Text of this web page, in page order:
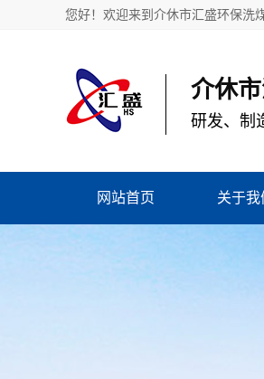
您好！欢迎来到介休市汇盛环保洗
介休
研发、制
网站首页 关于我